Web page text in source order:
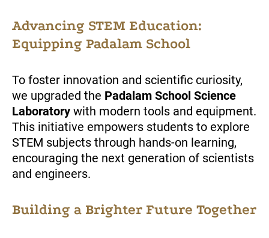
Advancing STEM Education:
Equipping Padalam School
To foster innovation and scientific curiosity,
we upgraded the Padalam School Science
Laboratory with modern tools and equipment.
This initiative empowers students to explore
STEM subjects through hands-on learning,
encouraging the next generation of scientists
and engineers.
Building a Brighter Future Together